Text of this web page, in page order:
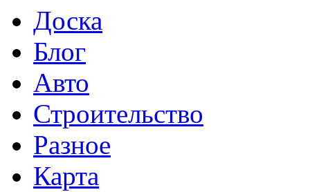
Доска
Блог
Авто
Строительство
Разное
Карта